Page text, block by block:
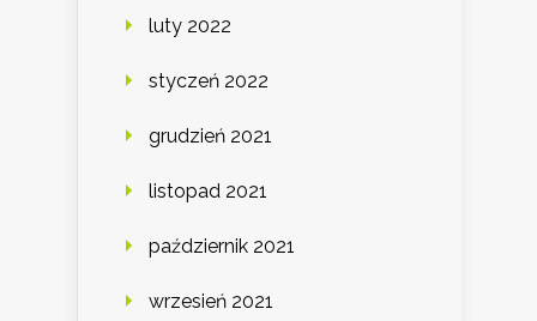
luty 2022
styczeń 2022
grudzień 2021
listopad 2021
październik 2021
wrzesień 2021